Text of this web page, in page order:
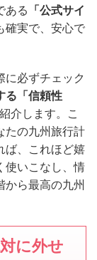
ある 「公式サイ
確実で、安心で
に必ずチェック
る「信頼性
介します。こ
たの九州旅行計
ば、これほど嬉
使いこなし、情
から最高の九州
に外せ